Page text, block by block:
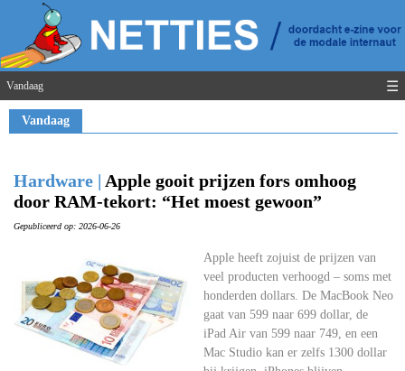
Vandaag ☰
Vandaag
Hardware | Apple gooit prijzen fors omhoog
door RAM-tekort: “Het moest gewoon”
Gepubliceerd op: 2026-06-26
Apple heeft zojuist de prijzen van
veel producten verhoogd – soms met
honderden dollars. De MacBook Neo
gaat van 599 naar 699 dollar, de
iPad Air van 599 naar 749, en een
Mac Studio kan er zelfs 1300 dollar